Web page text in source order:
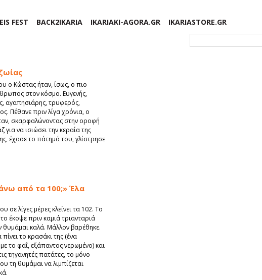
FEST BACK2IKARIA IKARIAKI-AGORA.GR
IKARIASTORE.GR
ο Κώστας ήταν, ίσως, ο πιο
στον κόσμο. Ευγενής,
αγαπησιάρης, τρυφερός,
Πέθανε πριν λίγα χρόνια, ο
σκαρφαλώνοντας στην οροφή
για να ισιώσει την κεραία της
έχασε το πάτημά του, γλίστρησε
από τα 100;» Έλα
σε λίγες μέρες κλείνει τα 102. Το
έκοψε πριν καμιά τριανταριά
θυμάμαι καλά. Μάλλον βαρέθηκε.
το κρασάκι της (ένα
το φαΐ, εξάπαντος νερωμένο) και
τηγανητές πατάτες, το μόνο
τη θυμάμαι να λιμπίζεται